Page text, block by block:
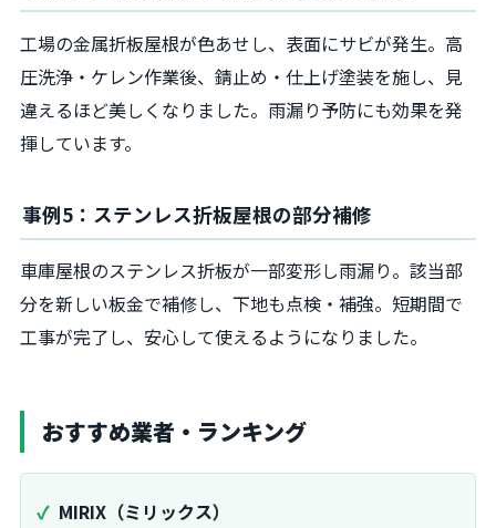
工場の金属折板屋根が色あせし、表面にサビが発生。高
圧洗浄・ケレン作業後、錆止め・仕上げ塗装を施し、見
違えるほど美しくなりました。雨漏り予防にも効果を発
揮しています。
事例5：ステンレス折板屋根の部分補修
車庫屋根のステンレス折板が一部変形し雨漏り。該当部
分を新しい板金で補修し、下地も点検・補強。短期間で
工事が完了し、安心して使えるようになりました。
おすすめ業者・ランキング
MIRIX（ミリックス）